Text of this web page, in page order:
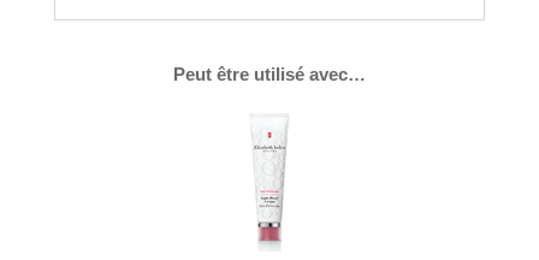
Peut être utilisé avec…